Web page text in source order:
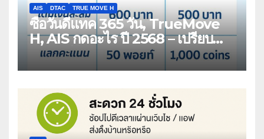
AIS DTAC TRUE MOVE H
ซื้อวันดีแทค 365 วัน, TrueMove
H, AIS กดอะไร ปี 2568 – เปรียบ
เทียบวิธียืดอายุซิมเติมเงิน 1 ปี